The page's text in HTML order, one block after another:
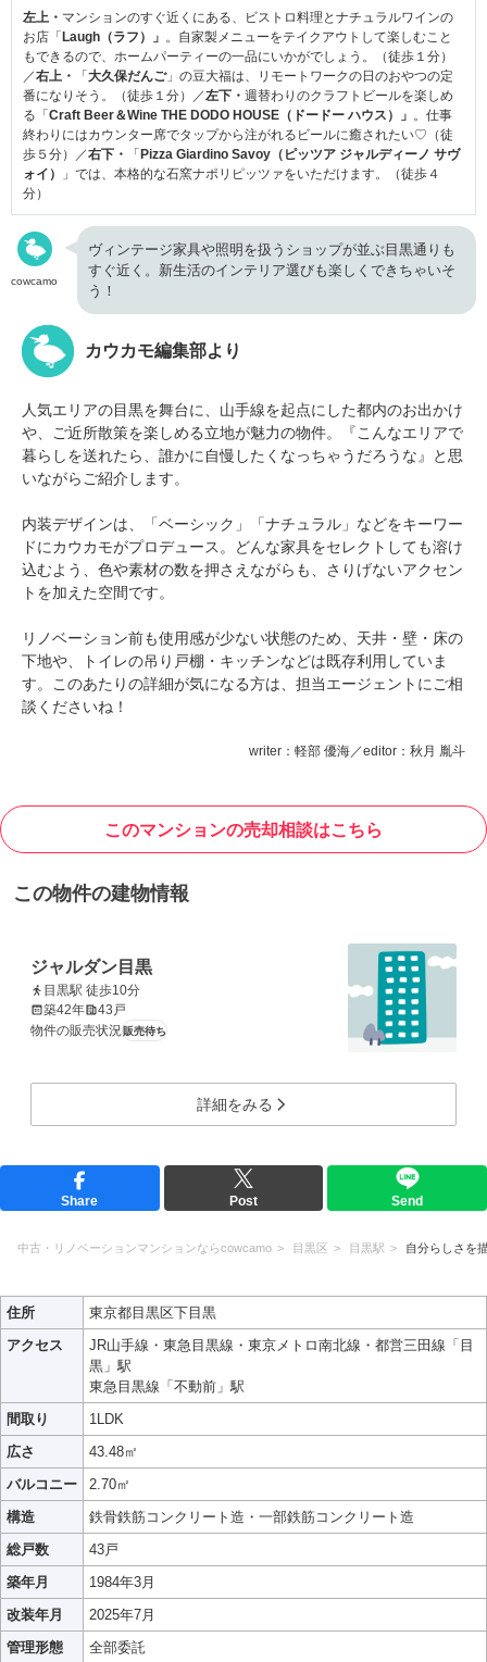
左上・ マンションのすぐ近くにある、ビストロ料理とナチュラルワインの
お店「 Laugh（ラフ）」 。自家製メニューをテイクアウトして楽しむこと
もできるので、ホームパーティーの一品にいかがでしょう。（徒歩１分）
／右上・ 「 大久保だんご」の豆大福は、リモートワークの日のおやつの定
番になりそう。（徒歩１分）／左下・ 週替わりのクラフトビールを楽しめ
る「 Craft Beer＆Wine THE DODO HOUSE（ドードー ハウス）」 。仕事
終わりにはカウンター席でタップから注がれるビールに癒されたい♡（徒
歩５分）／右下・ 「 Pizza Giardino Savoy（ピッツア ジャルディーノ サヴ
ォイ）
」では、本格的な石窯ナポリピッツァをいただけます。（徒歩４
分）
cowcamo
ヴィンテージ家具や照明を扱うショップが並ぶ目黒通りも
すぐ近く。新生活のインテリア選びも楽しくできちゃいそ
う！
カウカモ編集部より
人気エリアの目黒を舞台に、山手線を起点にした都内のお出かけ
や、ご近所散策を楽しめる立地が魅力の物件。『こんなエリアで
暮らしを送れたら、誰かに自慢したくなっちゃうだろうな』と思
いながらご紹介します。
内装デザインは、「ベーシック」「ナチュラル」などをキーワー
ドにカウカモがプロデュース。どんな家具をセレクトしても溶け
込むよう、色や素材の数を押さえながらも、さりげないアクセン
トを加えた空間です。
リノベーション前も使用感が少ない状態のため、天井・壁・床の
下地や、トイレの吊り戸棚・キッチンなどは既存利用していま
す。このあたりの詳細が気になる方は、担当エージェントにご相
談くださいね！
writer：軽部 優海／editor：秋月 胤斗
このマンションの売却相談はこちら
この物件の建物情報
ジャルダン目黒
目黒駅 徒歩10分
築42年
43戸
物件の販売状況販売待ち
詳細をみる
Share Post Send
中古・リノベーションマンションならcowcamo 目黒区 目黒駅 自分らしさを
住所
東京都目黒区下目黒
アクセス
JR山手線・東急目黒線・東京メトロ南北線・都営三田線「目
黒」駅
東急目黒線「不動前」駅
間取り
1LDK
広さ
43.48㎡
バルコニー
2.70㎡
構造
鉄骨鉄筋コンクリート造・一部鉄筋コンクリート造
総戸数
43戸
築年月
1984年3月
改装年月
2025年7月
管理形態
全部委託